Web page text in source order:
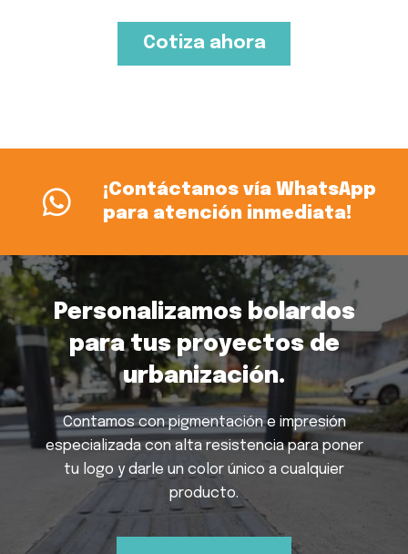
Cotiza ahora
¡Contáctanos vía WhatsApp
para atención inmediata!
Personalizamos bolardos
para tus proyectos de
urbanización.
Contamos con pigmentación e impresión
especializada con alta resistencia para poner
tu logo y darle un color único a cualquier
producto.